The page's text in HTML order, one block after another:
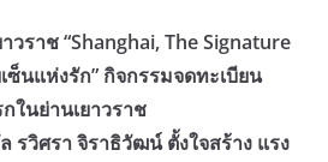
วราช “Shanghai, The Signature
ซ็นแห่งรัก” กิจกรรมจดทะเบียน
ในย่านเยาวราช
รวิศรา จิราธิวัฒน์ ตั้งใจสร้าง แรง